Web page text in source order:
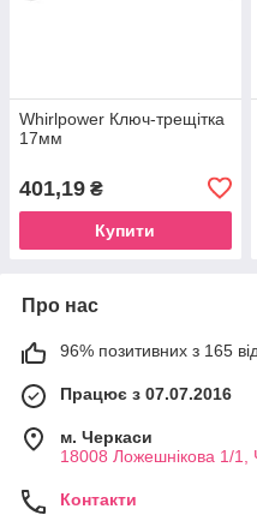
Whirlpower Ключ-трещітка
17мм
401,19 ₴
Купити
Про нас
96% позитивних з 165
Працює з 07.07.2016
м. Черкаси
18008 Ложешнікова 1/1,
Контакти